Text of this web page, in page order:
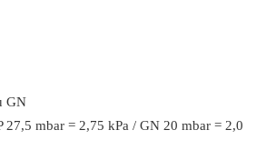
GN
27,5 mbar = 2,75 kPa / GN 20 mbar = 2,0